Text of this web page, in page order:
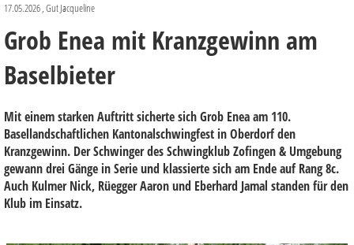
17.05.2026, Gut Jacqueline
Grob Enea mit Kranzgewinn am
Baselbieter
Mit einem starken Auftritt sicherte sich Grob Enea am 110.
Basellandschaftlichen Kantonalschwingfest in Oberdorf den
Kranzgewinn. Der Schwinger des Schwingklub Zofingen & Umgebung
gewann drei Gänge in Serie und klassierte sich am Ende auf Rang 8c.
Auch Kulmer Nick, Rüegger Aaron und Eberhard Jamal standen für den
Klub im Einsatz.